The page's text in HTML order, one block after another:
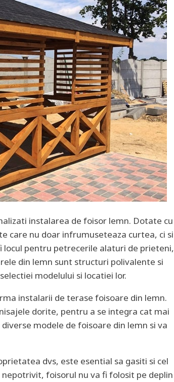
instalarea de foisor lemn. Dotate cu
care nu doar infrumuseteaza curtea, ci si
pentru petrecerile alaturi de prieteni,
din lemn sunt structuri polivalente si
modelului si locatiei lor.
instalarii de terase foisoare din lemn.
dorite, pentru a se integra cat mai
modele de foisoare din lemn si va
dvs, este esential sa gasiti si cel
foisorul nu va fi folosit pe deplin